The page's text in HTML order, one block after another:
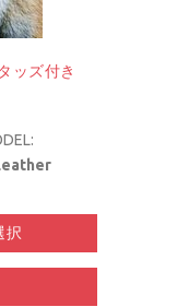
ッズ付き
択